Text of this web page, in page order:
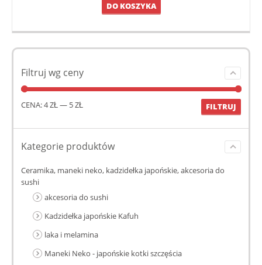
DO KOSZYKA
Filtruj wg ceny
FILTRUJ
CENA:4 ZŁ — 5 ZŁ
Kategorie produktów
Ceramika, maneki neko, kadzidełka japońskie, akcesoria do
sushi
akcesoria do sushi
Kadzidełka japońskie Kafuh
laka i melamina
Maneki Neko - japońskie kotki szczęścia